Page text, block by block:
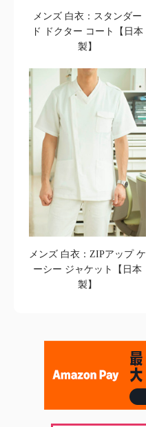
メンズ 白衣：スタンダー
ド ドクター コート【日本
製】
メンズ 白衣：ZIPアップ ケ
ーシー ジャケット【日本
製】